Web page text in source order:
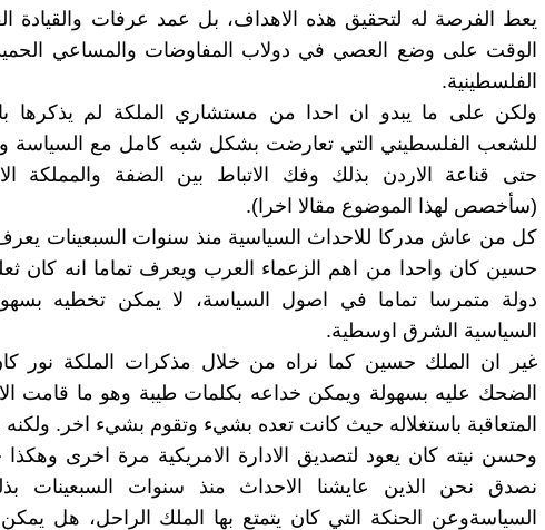
يعط الفرصة له لتحقيق هذه الاهداف، بل عمد عرفات والقيادة
الوقت على وضع العصي في دولاب المفاوضات والمساعي
الفلسطينية.
ولكن على ما يبدو ان احدا من مستشاري الملكة لم يذكرها
للشعب الفلسطيني التي تعارضت بشكل شبه كامل مع السياسة
حتى قناعة الاردن بذلك وفك الاتباط بين الضفة والمملكة
(سأخصص لهذا الموضوع مقالا اخرا).
كل من عاش مدركا للاحداث السياسية منذ سنوات السبعينات يعرف
حسين كان واحدا من اهم الزعماء العرب ويعرف تماما انه كان
دولة متمرسا تماما في اصول السياسة، لا يمكن تخطيه
السياسية الشرق اوسطية.
غير ان الملك حسين كما نراه من خلال مذكرات الملكة نور
الضحك عليه بسهولة ويمكن خداعه بكلمات طيبة وهو ما قامت
المتعاقبة باستغلاله حيث كانت تعده بشيء وتقوم بشيء اخر.
وحسن نيته كان يعود لتصديق الادارة الامريكية مرة اخرى
نصدق نحن الذين عايشنا الاحداث منذ سنوات السبعينات
السياسةوعن الحنكة التي كان يتمتع بها الملك الراحل، هل